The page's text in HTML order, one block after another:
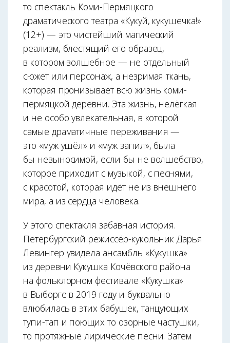
то спектакль Коми-Пермяцкого
драматического театра «Кукуй, кукушечка!»
(12+) — это чистейший магический
реализм, блестящий его образец,
в котором волшебное — не отдельный
сюжет или персонаж, а незримая ткань,
которая пронизывает всю жизнь коми-
пермяцкой деревни. Эта жизнь, нелёгкая
и не особо увлекательная, в которой
самые драматичные переживания —
это «муж ушёл» и «муж запил», была
бы невыносимой, если бы не волшебство,
которое приходит с музыкой, с песнями,
с красотой, которая идёт не из внешнего
мира, а из сердца человека.
У этого спектакля забавная история.
Петербургский режиссёр-кукольник Дарья
Левингер увидела ансамбль «Кукушка»
из деревни Кукушка Кочёвского района
на фольклорном фестивале «Кукушка»
в Выборге в 2019 году и буквально
влюбилась в этих бабушек, танцующих
тупи-тап и поющих то озорные частушки,
то протяжные лирические песни. Затем